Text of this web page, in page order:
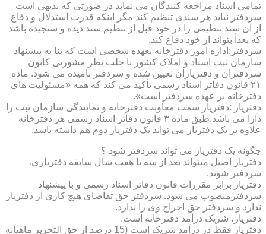
تمامی اسناد مراجعه کنندگان می نماید در صورتی که بدیهی است
سردفتر نباید هر سندی تنظیم کند مگر اینکه قدرت استدلال و دفاع
از آن سند تنظیمی را در خود قبل از تنظیم سند دیده و سنجیده باشد
که بعداً بتواند از خود دفاع کند.
سردفتر:اداره امور دفترخانه بعهده شخصی است که بنا به پیشنهاد
سازمان ثبت اسناد و املاک کشور با جلب نظر مشورتی کانون
سردفتران و دفتریاران تعیین شده و سردفتر نامیده می شود. ماده
۲۱ قانون دفاتر اسناد رسمی تأکید می کند که همه «مسئولیت های
دفترخانه بر عهده سردفتر است».
دفتریار :دفتریار سمت معاونت دفترخانه و نمایندگی سازمان ثبت را
دارا می باشد.طبق ماده ۳ قانون دفاتر اسناد رسمی هر دفترخانه
علاوه بر یک دفتریار می تواند یک دفتریار دوم هم داشته باشد.
چگونه یک دفتریار می تواند سردفتر شود ؟
دفتریار اصیل میتواند بعد از سه یا هفت سال سابقه دفتریاری،
سردفتر شوند.
دفتریار برابر مقررات قانون دفاتر اسناد رسمی و با پیشنهاد
سردفترمنصوب می شود. سردفتر حق تقاضای هیچ کاری از دفتریار
ندارد و سردفتر حق اخراج وی را ندارد.
دفتریار، شریک درآمد دفترخانه است.
دفتریار فقط در درآمد شریک است (15 درصد از حق التحریر ماهیانه